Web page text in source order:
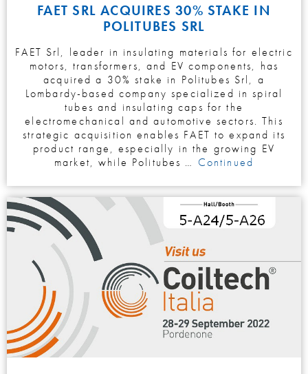
FAET SRL ACQUIRES 30% STAKE IN
POLITUBES SRL
FAET Srl, leader in insulating materials for electric
motors, transformers, and EV components, has
acquired a 30% stake in Politubes Srl, a
Lombardy-based company specialized in spiral
tubes and insulating caps for the
electromechanical and automotive sectors. This
strategic acquisition enables FAET to expand its
product range, especially in the growing EV
market, while Politubes … Continued